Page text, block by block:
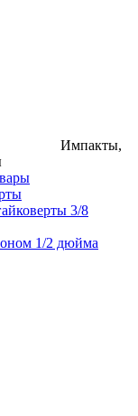
Импакты,
3/8
1/2 дюйма